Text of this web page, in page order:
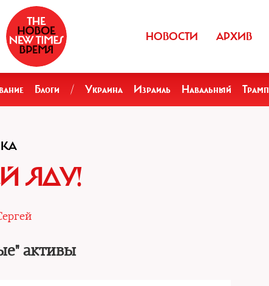
НОВОСТИ АРХИВ
Блоги / Украина Израиль Навальный Трамп
ЯДУ!
активы